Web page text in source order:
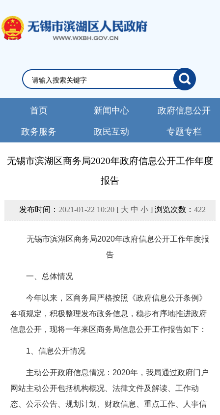
首页 新闻中心 政府信息公开
政务服务 政民互动 专题专栏
无锡市滨湖区商务局2020年政府信息公开工作年度
报告
发布时间： 2021-01-22 10:20[ 大 中 小] 浏览次数： 422
无锡市滨湖区商务局2020年政府信息公开工作年度报
告
一、总体情况
今年以来，区商务局严格按照《政府信息公开条例》
各项规定，积极整理发布政务信息，稳步有序地推进政府
信息公开，现将一年来区商务局信息公开工作报告如下：
1、信息公开情况
主动公开政府信息情况：2020年，我局通过政府门户
网站主动公开包括机构概况、法律文件及解读、工作动
态、公示公告、规划计划、财政信息、重点工作、人事信